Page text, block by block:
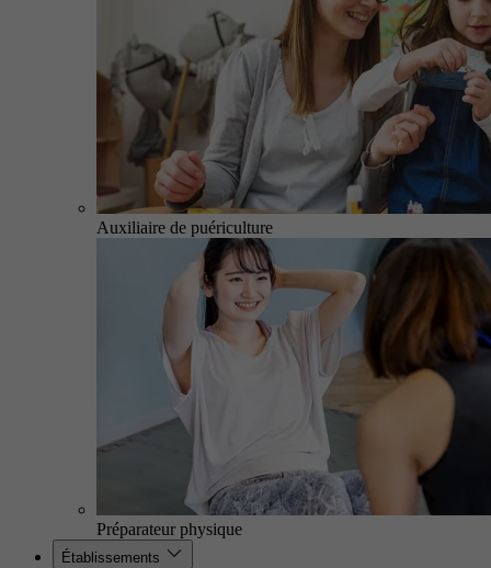
Auxiliaire de puériculture
Préparateur physique
Établissements